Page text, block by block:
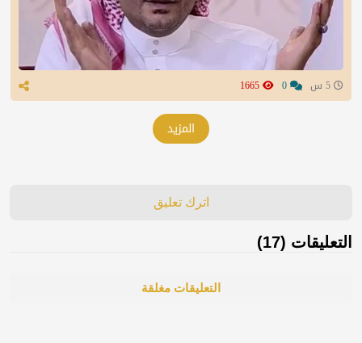
المزيد
اترك تعليق
التعليقات (17)
التعليقات مغلقة